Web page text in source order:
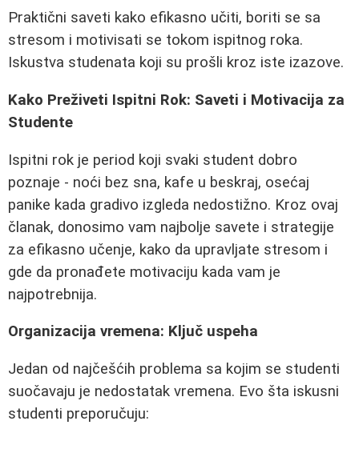
Praktični saveti kako efikasno učiti, boriti se sa
stresom i motivisati se tokom ispitnog roka.
Iskustva studenata koji su prošli kroz iste izazove.
Kako Preživeti Ispitni Rok: Saveti i Motivacija za
Studente
Ispitni rok je period koji svaki student dobro
poznaje - noći bez sna, kafe u beskraj, osećaj
panike kada gradivo izgleda nedostižno. Kroz ovaj
članak, donosimo vam najbolje savete i strategije
za efikasno učenje, kako da upravljate stresom i
gde da pronađete motivaciju kada vam je
najpotrebnija.
Organizacija vremena: Ključ uspeha
Jedan od najčešćih problema sa kojim se studenti
suočavaju je nedostatak vremena. Evo šta iskusni
studenti preporučuju: